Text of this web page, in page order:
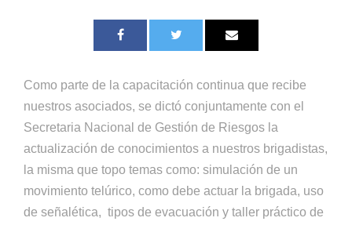
Como parte de la capacitación continua que recibe
nuestros asociados, se dictó conjuntamente con el
Secretaria Nacional de Gestión de Riesgos la
actualización de conocimientos a nuestros brigadistas,
la misma que topo temas como: simulación de un
movimiento telúrico, como debe actuar la brigada, uso
de señalética, tipos de evacuación y taller práctico de